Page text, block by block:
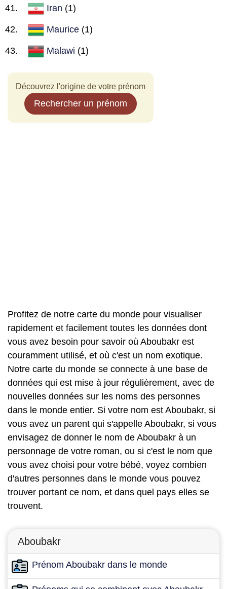
Iran (1)
Maurice (1)
Malawi (1)
Découvrez l'origine de votre prénom
Rechercher un prénom
Profitez de notre carte du monde pour visualiser
rapidement et facilement toutes les données dont
vous avez besoin pour savoir où Aboubakr est
couramment utilisé, et où c'est un nom exotique.
Notre carte du monde se connecte à une base de
données qui est mise à jour régulièrement, avec de
nouvelles données sur les noms des personnes
dans le monde entier. Si votre nom est Aboubakr, si
vous avez un parent qui s'appelle Aboubakr, si vous
envisagez de donner le nom de Aboubakr à un
personnage de votre roman, ou si c'est le nom que
vous avez choisi pour votre bébé, voyez combien
d'autres personnes dans le monde vous pouvez
trouver portant ce nom, et dans quel pays elles se
trouvent.
Aboubakr
Prénom Aboubakr dans le monde